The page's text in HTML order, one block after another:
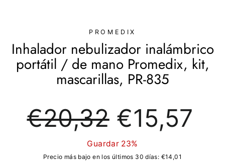
PROMEDIX
Inhalador nebulizador inalámbrico
portátil / de mano Promedix, kit,
mascarillas, PR-835
regular
€20,32
de
oferta
€15,57
Guardar 23%
Precio más bajo en los últimos 30 días: €14,01